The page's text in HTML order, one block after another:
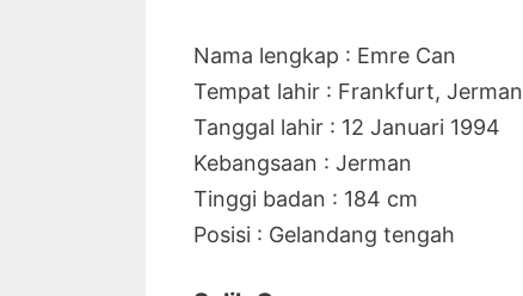
Nama lengkap : Emre Can
Tempat lahir : Frankfurt, Jerman
Tanggal lahir : 12 Januari 1994
Kebangsaan : Jerman
Tinggi badan : 184 cm
Posisi : Gelandang tengah